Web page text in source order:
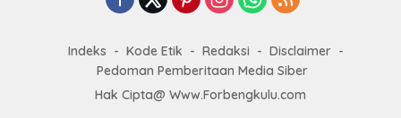
Indeks Kode Etik Redaksi
Disclaimer
Pedoman Pemberitaan Media Siber
Hak Cipta@ Www.Forbengkulu.com